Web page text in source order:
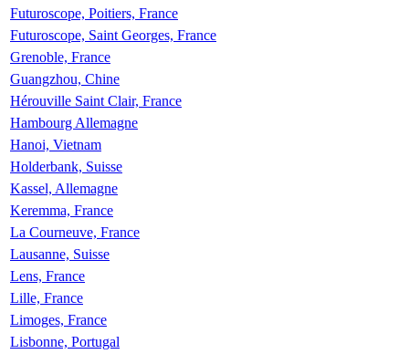
Futuroscope, Poitiers, France
Futuroscope, Saint Georges, France
Grenoble, France
Guangzhou, Chine
Hérouville Saint Clair, France
Hambourg Allemagne
Hanoi, Vietnam
Holderbank, Suisse
Kassel, Allemagne
Keremma, France
La Courneuve, France
Lausanne, Suisse
Lens, France
Lille, France
Limoges, France
Lisbonne, Portugal